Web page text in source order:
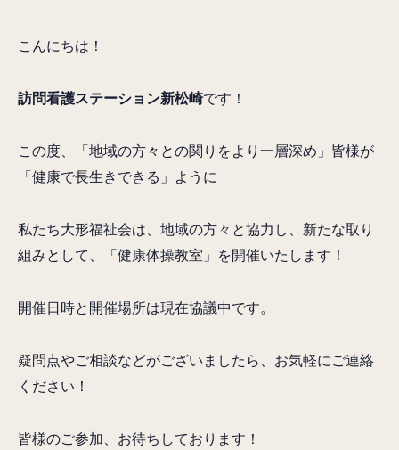
こんにちは！
訪問看護ステーション新松崎です！
この度、「地域の方々との関りをより一層深め」皆様が
「健康で長生きできる」ように
私たち大形福祉会は、地域の方々と協力し、新たな取り
組みとして、「健康体操教室」を開催いたします！
開催日時と開催場所は現在協議中です。
疑問点やご相談などがございましたら、お気軽にご連絡
ください！
皆様のご参加、お待ちしております！